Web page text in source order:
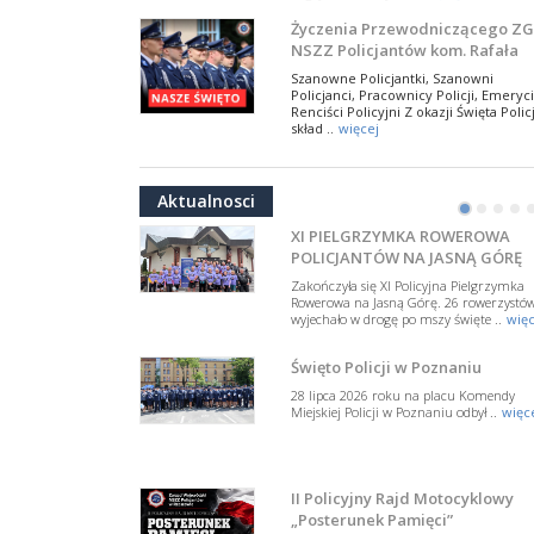
Życzenia Przewodniczącego ZG
NSZZ Policjantów kom. Rafała
Jankowskiego z okazji Święta
Policji 2026
Szanowne Policjantki, Szanowni
Policjanci, Pracownicy Policji,
Renciści Policyjni Z okazji Święta
skład .. więcej
NSZZ Policjantów: Policja nie
W przestrzeni publicznej po raz
pojawiły się wypowiedzi, które
w funkcjonariuszki i funkcjonariuszy
Policj .. więcej
Dodatkowe zarobkowanie
policjantów. NSZZP: obecne
zmiany przepisów regulujących
dodatkowej pracy zarobkowe .. więcej
Postępowanie dotyczące interwencji
Policji w miejscu zamieszkania red.
Tomasza Sakiewicza zostało
Aktualnosci
•••
W Biedrusku, pod Tablicą Pamiątkową
poświęconą starszemu sierżantowi Mar
.. więcej
50-lecie BOA. Zarząd Główny
Policjantów z uznaniem
formacji kontrterrorystycznej
Polskiego w Warszawie odbyła się
XI PIELGRZYMKA ROWEROWA
POLICJANTÓW NA JASNĄ GÓRĘ
Zakończyła się XI Policyjna Pielgrzymka
Rowerowa na Jasną Górę. 26
wyjechało w drogę po mszy święte ..
Święto Policji w Poznaniu
28 lipca 2026 roku na placu Komendy
Miejskiej Policji w Poznaniu odbył ..
II Policyjny Rajd Motocyklowy
„Posterunek Pamięci”